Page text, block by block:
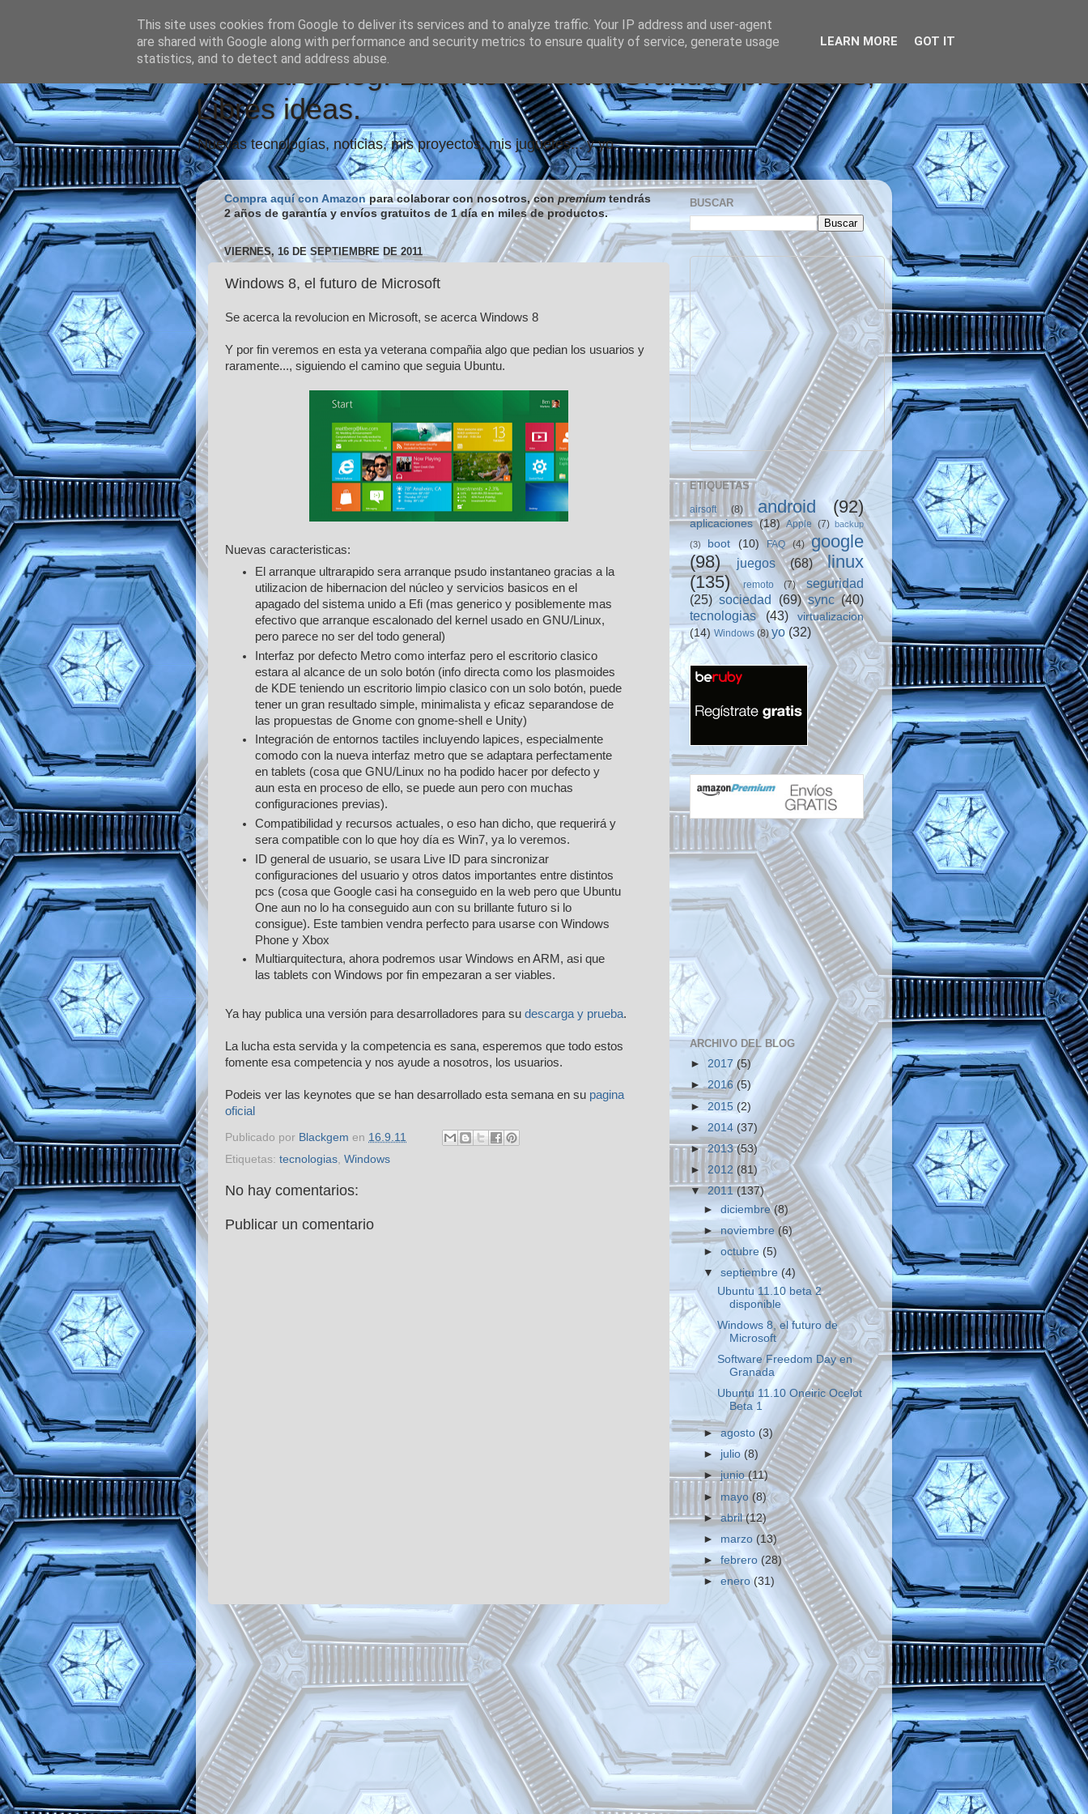
Vindicare Blog: Buenas noticias, Grandes proyectos,
Libres ideas.
Nuevas tecnologías, noticias, mis proyectos, mis juguetes... y yo.
Compra aquí con Amazon para colaborar con nosotros, conpremiumtendrás
2 años de garantía y envíos gratuitos de 1 día en miles de productos.
VIERNES, 16 DE SEPTIEMBRE DE 2011
Windows 8, el futuro de Microsoft
Se acerca la revolucion en Microsoft, se acerca Windows 8
Y por fin veremos en esta ya veterana compañia algo que pedian los usuarios y
raramente..., siguiendo el camino que seguia Ubuntu.
Nuevas caracteristicas:
El arranque ultrarapido sera arranque psudo instantaneo gracias a la
utilizacion de hibernacion del núcleo y servicios basicos en el
apagado del sistema unido a Efi (mas generico y posiblemente mas
efectivo que arranque escalonado del kernel usado en GNU/Linux,
pero parece no ser del todo general)
Interfaz por defecto Metro como interfaz pero el escritorio clasico
estara al alcance de un solo botón (info directa como los plasmoides
de KDE teniendo un escritorio limpio clasico con un solo botón, puede
tener un gran resultado simple, minimalista y eficaz separandose de
las propuestas de Gnome con gnome-shell e Unity)
Integración de entornos tactiles incluyendo lapices, especialmente
comodo con la nueva interfaz metro que se adaptara perfectamente
en tablets (cosa que GNU/Linux no ha podido hacer por defecto y
aun esta en proceso de ello, se puede aun pero con muchas
configuraciones previas).
Compatibilidad y recursos actuales, o eso han dicho, que requerirá y
sera compatible con lo que hoy día es Win7, ya lo veremos.
ID general de usuario, se usara Live ID para sincronizar
configuraciones del usuario y otros datos importantes entre distintos
pcs (cosa que Google casi ha conseguido en la web pero que Ubuntu
One aun no lo ha conseguido aun con su brillante futuro si lo
consigue). Este tambien vendra perfecto para usarse con Windows
Phone y Xbox
Multiarquitectura, ahora podremos usar Windows en ARM, asi que
las tablets con Windows por fin empezaran a ser viables.
Ya hay publica una versión para desarrolladores para su descarga y prueba.
La lucha esta servida y la competencia es sana, esperemos que todo estos
fomente esa competencia y nos ayude a nosotros, los usuarios.
Podeis ver las keynotes que se han desarrollado esta semana en su pagina
oficial
Publicado por Blackgem en 16.9.11
Etiquetas: tecnologias, Windows
No hay comentarios:
Publicar un comentario
BUSCAR
ETIQUETAS
airsoft (8) android (92)
aplicaciones (18) Apple (7) backup
(3) boot (10) FAQ (4)
google
(98)
juegos (68)
linux
(135)
remoto (7)
seguridad
(25) sociedad (69) sync (40)
tecnologias
(43)
virtualizacion
(14) Windows (8) yo (32)
ARCHIVO DEL BLOG
► 2017(5)
►2016(5)
► 2015 (2)
► 2014 (37)
►2013(53)
► 2012 (81)
▼2011(137)
►diciembre(8)
►noviembre (6)
►octubre (5)
▼septiembre (4)
Ubuntu 11.10 beta 2
disponible
Windows 8, el futuro de
Microsoft
Software Freedom Day en
Granada
Ubuntu 11.10 Oneiric Ocelot
Beta 1
►agosto(3)
► julio(8)
►junio(11)
► mayo (8)
►abril(12)
► marzo (13)
►febrero (28)
►enero(31)
This site uses cookies from Google to deliver its services and to analyze traffic. Your IP address and user-agent
are shared with Google along with performance and security metrics to ensure quality of service, generate usage
statistics, and to detect and address abuse.
LEARN MORE GOT IT